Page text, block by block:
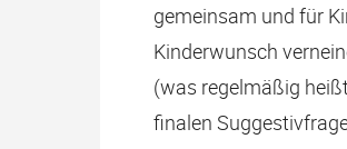
gemeinsam und für
Kinderwunsch
(was regelmäßig
finalen